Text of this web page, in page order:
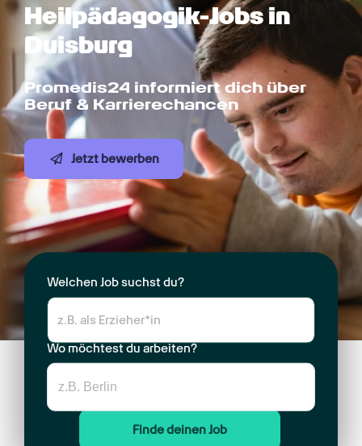
Heilpädagogik-Jobs in
Duisburg
Promedis24 informiert dich über
Beruf & Karrierechancen
Jetzt bewerben
Welchen Job suchst du?
Wo möchtest du arbeiten?
Finde deinen Job